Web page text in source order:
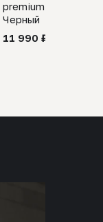
premium merino
Черный
11 990 ₽